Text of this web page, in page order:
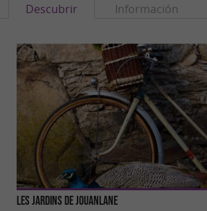
Descubrir Información
Les Jardins de Jouanlane